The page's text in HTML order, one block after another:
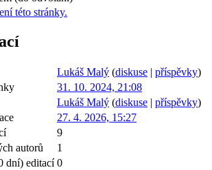
této stránky.
Lukáš Malý (diskuse | příspěvky)
31. 10. 2024, 21:08
Lukáš Malý (diskuse | příspěvky)
27. 4. 2026, 15:27
9
autorů
1
dní) editací 0